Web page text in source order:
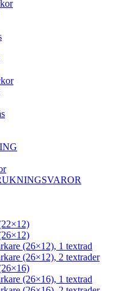
(26×12), 1 textrad
(26×12), 2 textrader
(26×16), 1 textrad